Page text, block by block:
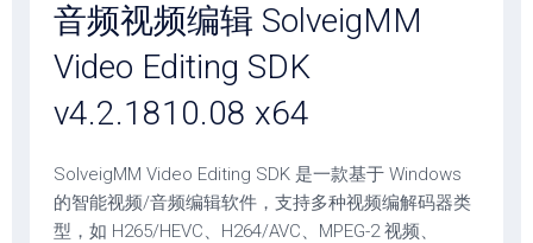
音频视频编辑 SolveigMM
Video Editing SDK
v4.2.1810.08 x64
SolveigMM Video Editing SDK 是一款基于 Windows
的智能视频/音频编辑软件，支持多种视频编解码器类
型，如 H265/HEVC、H264/AVC、MPEG-2 视频、